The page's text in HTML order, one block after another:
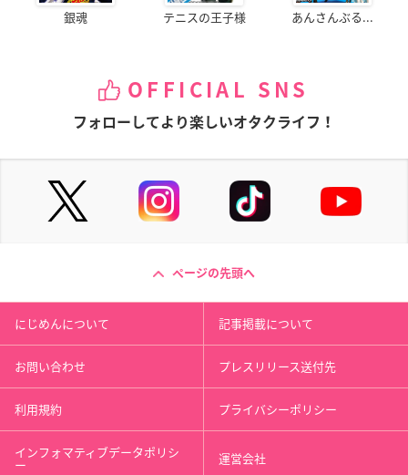
銀魂 テニスの王子様 あんさんぶる...
OFFICIAL SNS
フォローしてより楽しいオタクライフ！
ページの先頭へ
にじめんについて 記事掲載について
お問い合わせ プレスリリース送付先
利用規約 プライバシーポリシー
インフォマティブデータポリシ
ー 運営会社